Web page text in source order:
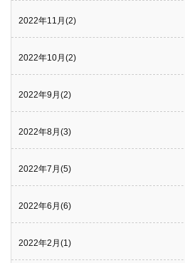
2022年11月(2)
2022年10月(2)
2022年9月(2)
2022年8月(3)
2022年7月(5)
2022年6月(6)
2022年2月(1)